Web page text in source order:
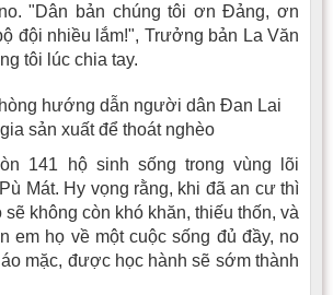
"Dân bản chúng tôi ơn Ðảng, ơn
đội nhiều lắm!", Trưởng bản La Văn
tôi lúc chia tay.
hướng dẫn người dân Đan Lai
sản xuất để thoát nghèo
141 hộ sinh sống trong vùng lõi
Mát. Hy vọng rằng, khi đã an cư thì
không còn khó khăn, thiếu thốn, và
em họ về một cuộc sống đủ đầy, no
mặc, được học hành sẽ sớm thành